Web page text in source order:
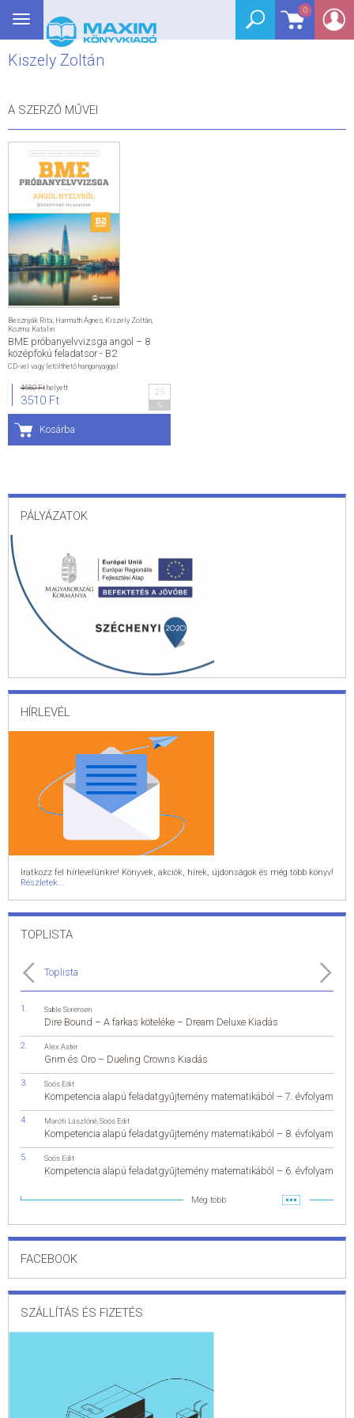
0
Toggle
navigation
Kiszely Zoltán
A SZERZŐ MŰVEI
Besznyák Rita Harmath Ágnes Kiszely Zoltán
Kozma Katalin
BME próbanyelvvizsga angol – 8
középfokú feladatsor - B2
CD-vel vagy letölthető hanganyaggal
4680 Fthelyett
3510 Ft
25
Kosárba
PÁLYÁZATOK
HÍRLEVÉL
Iratkozz fel hírlevelünkre! Könyvek, akciók, hírek, újdonságok és még több könyv!
Részletek...
TOPLISTA
Toplista
Sable Sorensen
Dire Bound – A farkas köteléke – Dream Deluxe Kiadás
Alex Aster
Grim és Oro – Dueling Crowns Kiadás
Soós Edit
Kompetencia alapú feladatgyűjtemény matematikából – 7. évfolyam
Maróti Lászlóné Soós Edit
Kompetencia alapú feladatgyűjtemény matematikából – 8. évfolyam
Soós Edit
Kompetencia alapú feladatgyűjtemény matematikából – 6. évfolyam
Még több
FACEBOOK
SZÁLLÍTÁS ÉS FIZETÉS
BEJELENTKEZÉS
SEGÉDKÖNYV
GRIMM SZÓTÁR
DREAM KÖNYVEK
E-KÖNYVEK
AKCIÓ
SEGÍTHETEK?
HÍREK
ÁLTALÁNOS SZERZŐDÉSI FELTÉTELEK
ADATKEZELÉSI ÉS ADATVÉDELMI SZABÁLYZAT